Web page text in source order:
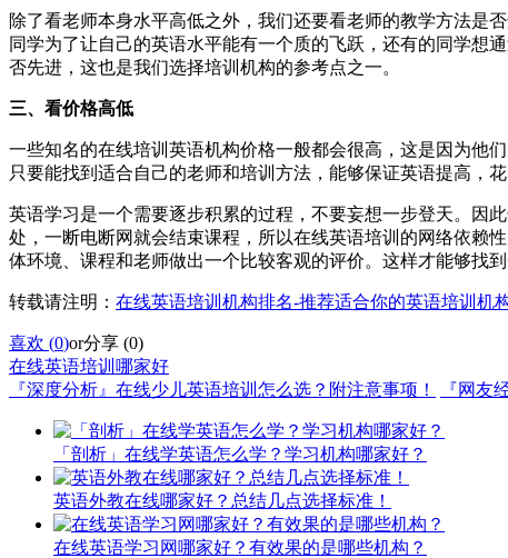
除了看老师本身水平高低之外，我们还要看老师的教学方法是
同学为了让自己的英语水平能有一个质的飞跃，还有的同学
否先进，这也是我们选择培训机构的参考点之一。
三、看价格高低
一些知名的在线培训英语机构价格一般都会很高，这是因为他
只要能找到适合自己的老师和培训方法，能够保证英语提高，花
英语学习是一个需要逐步积累的过程，不要妄想一步登天。因
处，一断电断网就会结束课程，所以在线英语培训的网络依赖
体环境、课程和老师做出一个比较客观的评价。这样才能够找
转载请注明： 在线英语培训机构排名-推荐适合你的英语培训机
喜欢 (0)or分享 (0)
在线英语培训哪家好
『深度分析』在线少儿英语培训怎么选？附注意事项！
『网友
「剖析」在线学英语怎么学？学习机构哪家好？
英语外教在线哪家好？总结几点选择标准！
在线英语学习网哪家好？有效果的是哪些机构？